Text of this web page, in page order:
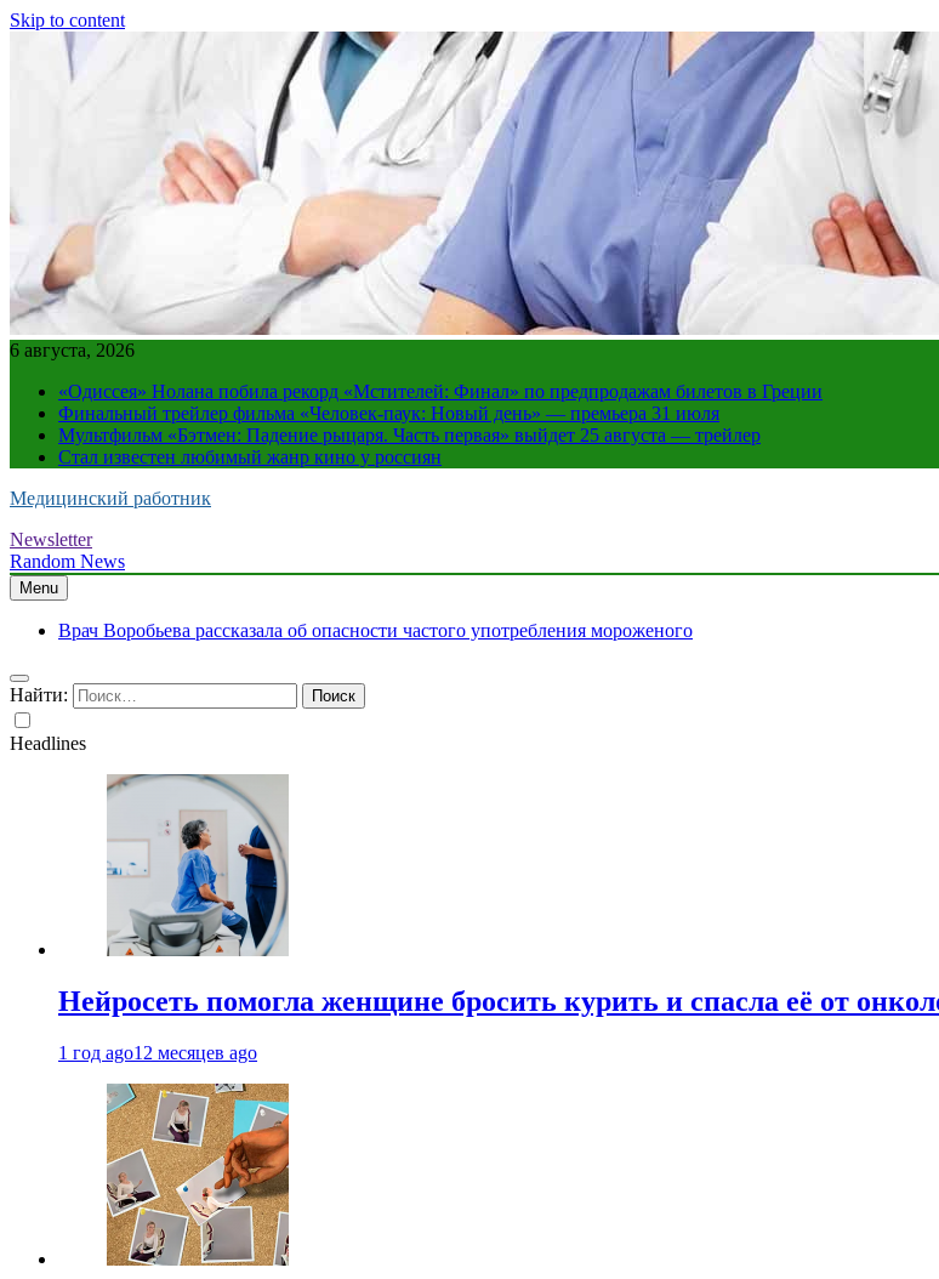
Skip to content
6 августа, 2026
«Одиссея» Нолана побила рекорд «Мстителей: Финал» по предпродажам билетов в Греции
Финальный трейлер фильма «Человек-паук: Новый день» — премьера 31 июля
Мультфильм «Бэтмен: Падение рыцаря. Часть первая» выйдет 25 августа — трейлер
Стал известен любимый жанр кино у россиян
Медицинский работник
Newsletter
Random News
Menu
Врач Воробьева рассказала об опасности частого употребления мороженого
Найти:
Headlines
Нейросеть помогла женщине бросить курить и спасла её от
1 год ago12 месяцев ago